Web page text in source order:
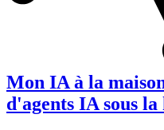
Mon IA à la
d'agents IA sous